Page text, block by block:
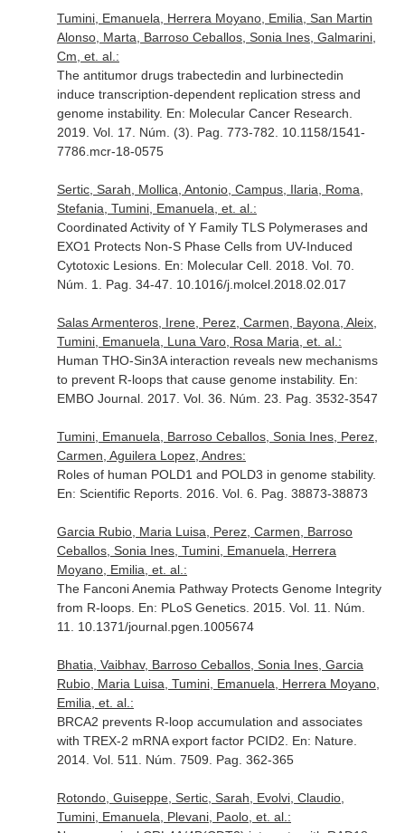
Tumini, Emanuela, Herrera Moyano, Emilia, San Martin
Alonso, Marta, Barroso Ceballos, Sonia Ines, Galmarini,
Cm, et. al.:
The antitumor drugs trabectedin and lurbinectedin
induce transcription-dependent replication stress and
genome instability. En: Molecular Cancer Research
2019. Vol. 17. Núm. (3). Pag. 773-782. 10.1158/1541-
7786.mcr-18-0575
Sertic, Sarah, Mollica, Antonio, Campus, Ilaria, Roma,
Stefania, Tumini, Emanuela, et. al.:
Coordinated Activity of Y Family TLS Polymerases and
EXO1 Protects Non-S Phase Cells from UV-Induced
Cytotoxic Lesions. En: Molecular Cell. 2018. Vol. 70.
Núm. 1. Pag. 34-47. 10.1016/j.molcel.2018.02.017
Salas Armenteros, Irene, Perez, Carmen, Bayona, Aleix,
Tumini, Emanuela, Luna Varo, Rosa Maria, et. al.:
Human THO-Sin3A interaction reveals new mechanisms
to prevent R-loops that cause genome instability. En:
EMBO Journal. 2017. Vol. 36. Núm. 23. Pag. 3532-3547
Tumini, Emanuela, Barroso Ceballos, Sonia Ines, Perez,
Carmen, Aguilera Lopez, Andres:
Roles of human POLD1 and POLD3 in genome stability.
En: Scientific Reports. 2016. Vol. 6. Pag. 38873-38873
Garcia Rubio, Maria Luisa, Perez, Carmen, Barroso
Ceballos, Sonia Ines, Tumini, Emanuela, Herrera
Moyano, Emilia, et. al.:
The Fanconi Anemia Pathway Protects Genome Integrity
from R-loops. En: PLoS Genetics. 2015. Vol. 11. Núm.
11. 10.1371/journal.pgen.1005674
Bhatia, Vaibhav, Barroso Ceballos, Sonia Ines, Garcia
Rubio, Maria Luisa, Tumini, Emanuela, Herrera Moyano,
Emilia, et. al.:
BRCA2 prevents R-loop accumulation and associates
with TREX-2 mRNA export factor PCID2. En: Nature.
2014. Vol. 511. Núm. 7509. Pag. 362-365
Rotondo, Guiseppe, Sertic, Sarah, Evolvi, Claudio,
Tumini, Emanuela, Plevani, Paolo, et. al.: